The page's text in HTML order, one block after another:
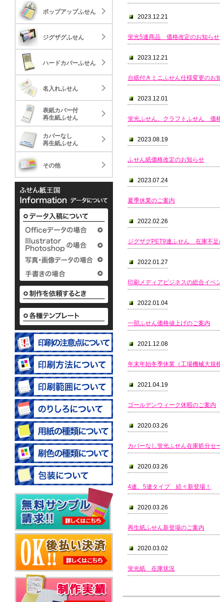
20.04
標準タイプ
30,000 5,000
28.88
30,000
ポップアップふせん
40.81
ジグザグふせん
標準タイプ
89.59
ハードカバーふせん
ハードカバーふせん
標準タイプ
1,000
名入れふせん
名入れふせん
49.3
1,000
表紙カバー付
再生紙ふせん
表紙カバー付
再生紙ふせん
表紙カバー付グラフィ
33.03
カバーなし
再生紙ふせん
再生紙ふせん
タイプ
12.65
その他
その他
2つ折付箋＆メモタイ
50.62 30,000
名刺ポケット付タイプ
30,000
2023.12.21
蛍光5連商品 価格改定のお知らせ
2023.12.21
台紙付きミニふせん仕様変更のお
2023.12.01
蛍光ふせん、クラフトふせん 価
2023.08.19
ふせん紙価格改定のお知らせ
2023.07.24
夏季休業のご案内
2022.02.26
ジグザグPET9連ふせん 在庫不足
2022.01.27
印刷メディアビジネスの総合イ
2022.01.04
一部ふせん価格値上げのご案内
2021.12.08
年末年始冬季休業（工場機械大規
2021.04.19
ゴールデンウィーク休暇のご案内
2020.03.26
カバーなし蛍光ふせん在庫処分セ
2020.03.26
4連、5連タイプ 続々新登場！
2020.03.26
再生紙ふせん新登場のご案内
2020.03.02
蛍光紙 在庫状況